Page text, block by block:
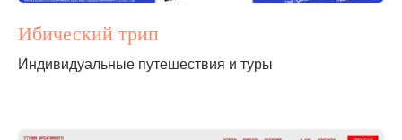
Ибический трип
Индивидуальные путешествия и туры